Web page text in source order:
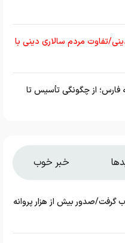
تفاوت مردم سالاری دینی با
از چگونگی تأسیس تا
خبر خوب
صدور بیش از هزار پروانه